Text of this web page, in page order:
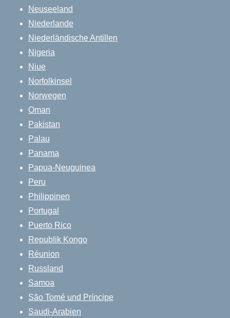
Neuseeland
Niederlande
Niederländische Antillen
Nigeria
Niue
Norfolkinsel
Norwegen
Oman
Pakistan
Palau
Panama
Papua-Neuguinea
Peru
Philippinen
Portugal
Puerto Rico
Republik Kongo
Réunion
Russland
Samoa
São Tomé und Príncipe
Saudi-Arabien